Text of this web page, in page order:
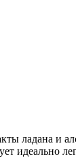
ладана и
идеально